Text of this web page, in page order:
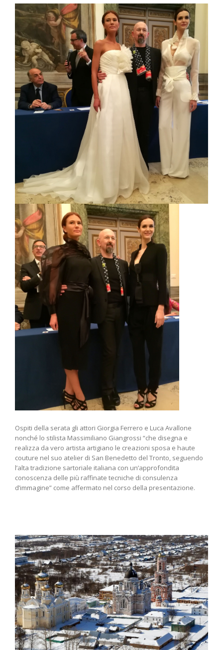
Ospiti della serata gli attori Giorgia Ferrero e Luca Avallone
nonché lo stilista Massimiliano Giangrossi “che disegna e
realizza da vero artista artigiano le creazioni sposa e haute
couture nel suo atelier di San Benedetto del Tronto, seguendo
l’alta tradizione sartoriale italiana con un’approfondita
conoscenza delle più raffinate tecniche di consulenza
d’immagine” come affermato nel corso della presentazione.